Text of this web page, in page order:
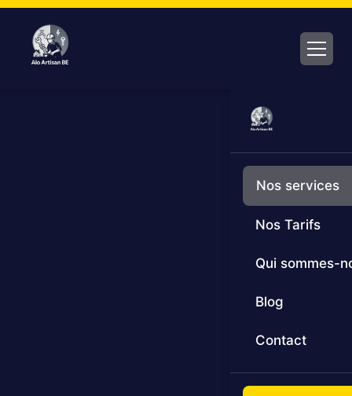
Aller
contenu
Nos services
Nos Tarifs
Qui sommes-
Blog
Contact